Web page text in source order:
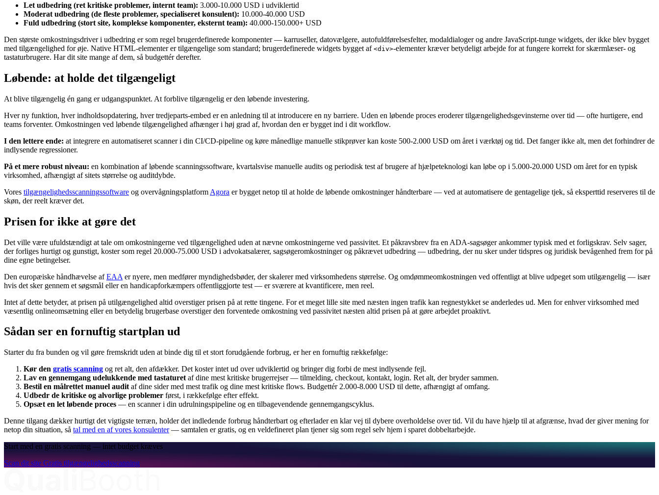
Let udbedring (ret kritiske problemer, internt team): 3.000-10.000 USD i udviklertid
Moderat udbedring (de fleste problemer, specialiseret konsulent): 10.000-40.000 USD
Fuld udbedring (stort site, komplekse komponenter, eksternt team): 40.000-150.000+ USD
Den største omkostningsdriver i udbedring er som regel brugerdefinerede komponenter — karruseller, datovælgere, autofuldførelsesfelter, modaldialoger og andre JavaScript-tunge widgets, der ikke blev bygget
med tilgængelighed for øje. Native HTML-elementer er tilgængelige som standard; brugerdefinerede widgets bygget af <div>-elementer kræver betydeligt arbejde for at fungere korrekt for skærmlæser- og
tastaturbrugere. Har dit site mange af dem, så budgettér derefter.
Løbende: at holde det tilgængeligt
At blive tilgængelig én gang er udgangspunktet. At forblive tilgængelig er den løbende investering.
Hver ny funktion, hver indholdsopdatering, hver tredjeparts-embed er en anledning til at introducere en ny barriere. Uden en løbende proces eroderer tilgængelighedsgevinsterne over tid — ofte hurtigere, end
teams forventer. Omkostningen ved løbende tilgængelighed afhænger i høj grad af, hvordan den er bygget ind i dit workflow.
I den lettere ende: at integrere en automatiseret scanner i din CI/CD-pipeline og køre månedlige manuelle stikprøver kan koste 500-2.000 USD om året i værktøj og tid. Det fanger ikke alt, men det forhindrer de
indlysende regressioner.
På et mere robust niveau: en kombination af løbende scanningssoftware, kvartalsvise manuelle audits og periodisk test af brugere af hjælpeteknologi kan løbe op i 5.000-20.000 USD om året for en typisk
virksomhed, afhængigt af sitets størrelse og auditdybde.
Vores tilgængelighedsscanningssoftware og overvågningsplatform Agora er bygget netop til at holde de løbende omkostninger håndterbare — ved at automatisere de gentagelige tjek, så eksperttid reserveres til de
skøn, der reelt kræver det.
Prisen for ikke at gøre det
Det ville være ufuldstændigt at tale om omkostningerne ved tilgængelighed uden at nævne omkostningerne ved passivitet. Et påkravsbrev fra en ADA-sagsøger ankommer typisk med et forligskrav. Selv sager,
der forliges hurtigt og gunstigt, koster som regel 20.000-75.000 USD i advokatsalærer, sagsøgeromkostninger og påkrævet udbedring — udbedring, der nu sker under tidspres og juridisk bevågenhed frem for på
dine egne betingelser.
Den europæiske håndhævelse afEAA er nyere, men medfører myndighedsbøder, der skalerer med virksomhedens størrelse. Og omdømmeomkostningen ved offentligt at blive udpeget som utilgængelig — især
hvis det sker gennem et søgsmål eller en handicapforkæmpers offentliggjorte test — er sværere at kvantificere, men reel.
Intet af dette betyder, at prisen på utilgængelighed altid overstiger prisen på at rette tingene. For et meget lille site med næsten ingen trafik kan regnestykket se anderledes ud. Men for enhver virksomhed med
væsentlig onlineomsætning eller en betydelig brugerbase overstiger den forventede omkostning ved passivitet næsten altid prisen på at gøre arbejdet proaktivt.
Sådan ser en fornuftig startplan ud
Starter du fra bunden og vil gøre fremskridt uden at binde dig til et stort forudgående forbrug, er her en fornuftig rækkefølge:
Kør den gratis scanning og ret alt, den afdækker. Det koster intet ud over udviklertid og bringer dig forbi de mest indlysende fejl.
Lav en gennemgang udelukkende med tastaturet af dine mest kritiske brugerrejser — tilmelding, checkout, kontakt, login. Ret alt, der bryder sammen.
Bestil en målrettet manuel audit af dine sider med mest trafik og dine mest kritiske flows. Budgettér 2.000-8.000 USD til dette, afhængigt af omfang.
Udbedr de kritiske og alvorlige problemer først, i rækkefølge efter effekt.
Opsæt en let løbende proces — en scanner i din udrulningspipeline og en tilbagevendende gennemgangscyklus.
Denne tilgang dækker hurtigt det vigtigste terræn, holder det indledende forbrug håndterbart og efterlader en klar vej til dybere overholdelse over tid. Vil du have hjælp til at afgrænse, hvad der giver mening for
netop din situation, så tal med en af vores konsulenter— samtalen er gratis, og en veldefineret plan tjener sig som regel selv hjem i sparet dobbeltarbejde.
Start med en gratis scanning — intet budget kræves
Scan dit siteGratis tilgængelighedsscanning